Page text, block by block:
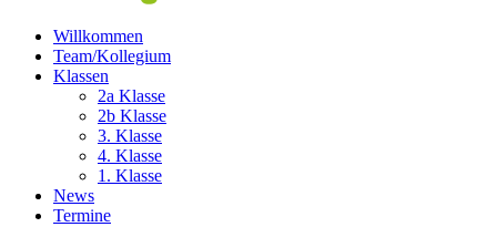
Willkommen
Team/Kollegium
Klassen
2a Klasse
2b Klasse
3. Klasse
4. Klasse
1. Klasse
News
Termine